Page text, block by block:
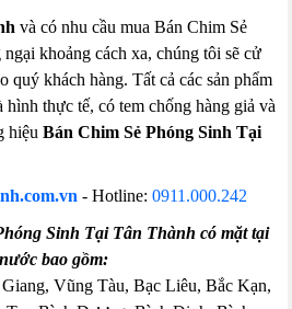
và có nhu cầu mua Bán Chim Sẻ
khoảng cách xa, chúng tôi sẽ cử
quý khách hàng. Tất cả các sản phẩm
hình thực tế, có tem chống hàng giả và
hiệuBán Chim Sẻ Phóng Sinh Tại
- Hotline: 0911.000.242
Sinh Tại Tân Thành có mặt tại
bao gồm:
Vũng Tàu, Bạc Liêu, Bắc Kạn,